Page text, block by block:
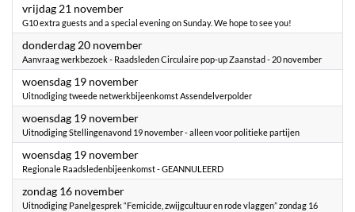
vrijdag 21 november2025
G10 extra guests and a special evening on Sunday. We hope to see you!
donderdag 20 november2025
Aanvraag werkbezoek - Raadsleden Circulaire pop-up Zaanstad - 20 november
woensdag 19 november2025
Uitnodiging tweede netwerkbijeenkomst Assendelverpolder
woensdag 19 november2025
Uitnodiging Stellingenavond 19 november - alleen voor politieke partijen
woensdag 19 november2025
Regionale Raadsledenbijeenkomst - GEANNULEERD
zondag 16 november2025
Uitnodiging ​Panelgesprek “Femicide, zwijgcultuur en rode vlaggen” zondag 16